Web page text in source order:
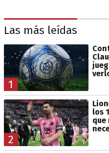
Las más leídas
1
2
los
que